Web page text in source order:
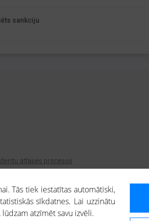
sankciju
atlases procesos
Tās tiek iestatītas automātiski,
sīkdatnes. Lai uzzinātu
atzīmēt savu izvēli.